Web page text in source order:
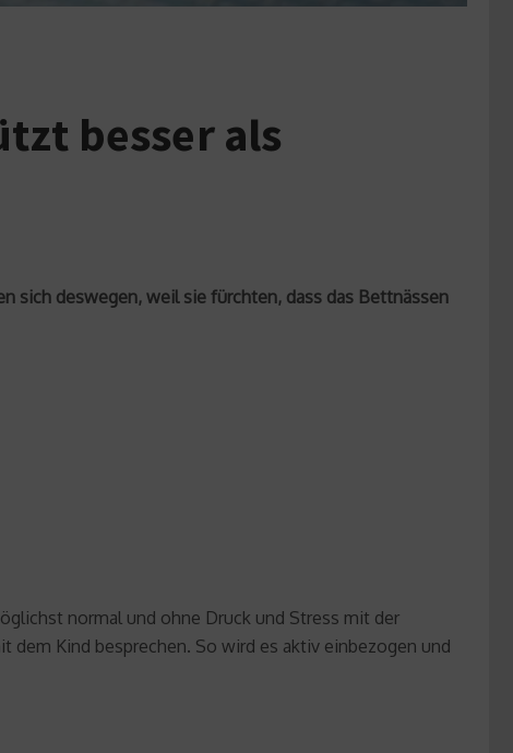
besser als
sich deswegen, weil sie fürchten, dass das Bettnässen
normal und ohne Druck und Stress mit der
Kind besprechen. So wird es aktiv einbezogen und